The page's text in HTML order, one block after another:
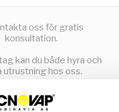
oss för gratis
konsultation.
kan du både hyra och
utrustning hos oss.